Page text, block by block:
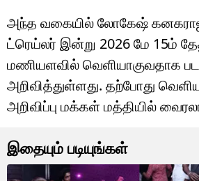
அந்த வகையில் லோகேஷ்
ட்ரெய்லர் இன்று 2026 மே 15ம்
மணியளவில் வெளியாகுவதாக
அறிவித்துள்ளது. தற்போது
அறிவிப்பு மக்கள் மத்தியில்
இதையும் படியுங்கள்